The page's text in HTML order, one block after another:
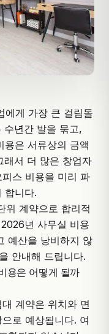
에게 가장 큰 걸림돌
수년간 발을 묶고,
용은 서류상의 금액
래서 더 많은 창업자
스 비용을 미리 파
합니다.
위 계약으로 합리적
년 사무실 비용
예산을 낭비하지 않
안내해 드립니다.
용은 어떻게 될까
계약은 위치와 면
로 예상됩니다. 여